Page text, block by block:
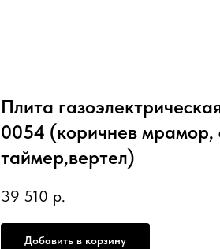
Плита
0054 (коричнев мрамор,
таймер,вертел)
39 510 р.
Добавить в корзину